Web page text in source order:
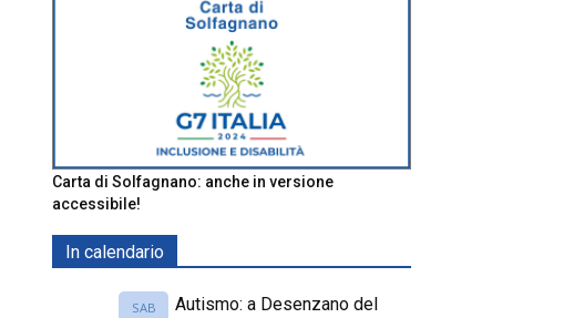
Carta di Solfagnano: anche in versione
accessibile!
In calendario
SAB
Autismo: a Desenzano del